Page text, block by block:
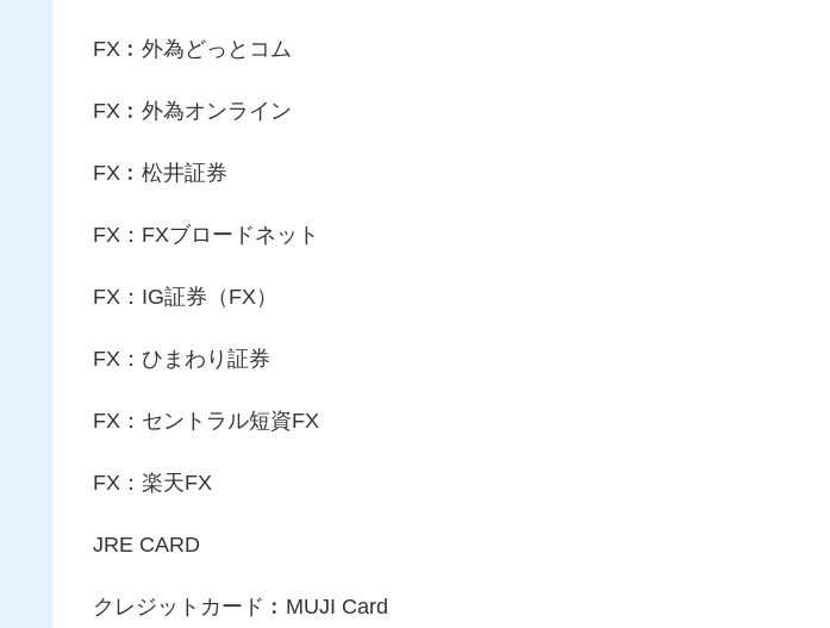
FX︰外為どっとコム
FX︰外為オンライン
FX︰松井証券
FX：FXブロードネット
FX：IG証券（FX）
FX：ひまわり証券
FX：セントラル短資FX
FX：楽天FX
JRE CARD
クレジットカード︰MUJI Card